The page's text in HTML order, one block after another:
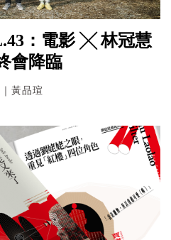
：電影 ╳ 林冠慧
會降臨
黃品瑄